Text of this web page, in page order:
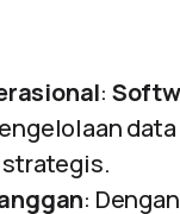
:
strategis.
: